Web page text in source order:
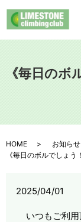
《毎日のボ
HOME
お知らせ
《毎日のボルでしょう
2025/04/01
いつもご利